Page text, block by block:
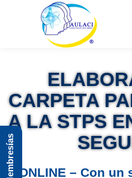
CARPETA
A LA STPS
ONLINE – Con
Membresías